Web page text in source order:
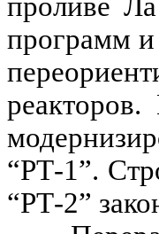
программ
“РТ-1”.
“РТ-2”